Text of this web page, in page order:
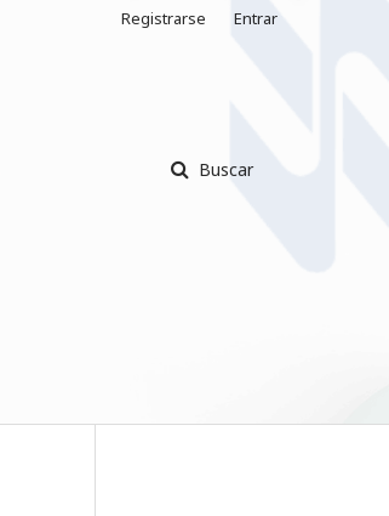
Buscar
Registrarse Entrar